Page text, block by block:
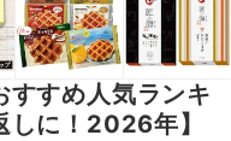
すすめ人気ランキ
しに！2026年】